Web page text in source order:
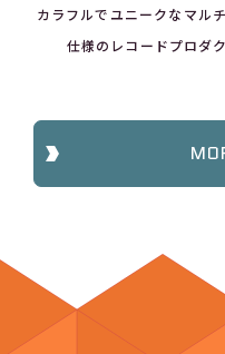
カラフルでユニークなマル
仕様のレコードプロダ